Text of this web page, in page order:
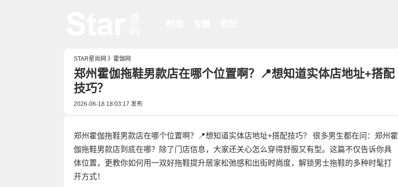
STAR星尚网 》 霍伽网
郑州霍伽拖鞋男款店在哪个位置啊？📍想知道实体店地址+搭配
技巧？
2026-06-18 18:03:17 发布
郑州霍伽拖鞋男款店在哪个位置啊？📍想知道实体店地址+搭配技巧？ 很多男生都在问：郑州霍
伽拖鞋男款店到底在哪？除了门店信息，大家还关心怎么穿得舒服又有型。这篇不仅告诉你具
体位置，更教你如何用一双好拖鞋提升居家松弛感和出街时尚度，解锁男士拖鞋的多种时髦打
开方式！